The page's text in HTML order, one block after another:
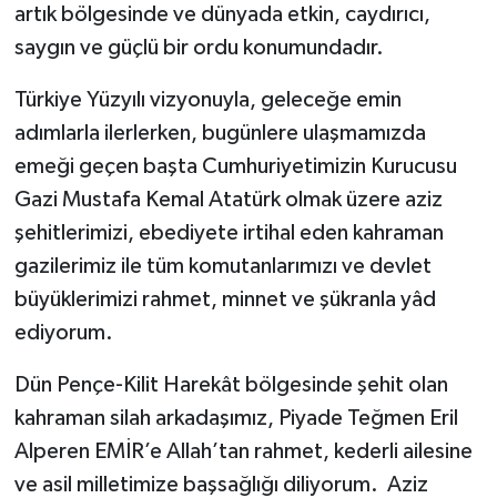
artık bölgesinde ve dünyada etkin, caydırıcı,
saygın ve güçlü bir ordu konumundadır.
Türkiye Yüzyılı vizyonuyla, geleceğe emin
adımlarla ilerlerken, bugünlere ulaşmamızda
emeği geçen başta Cumhuriyetimizin Kurucusu
Gazi Mustafa Kemal Atatürk olmak üzere aziz
şehitlerimizi, ebediyete irtihal eden kahraman
gazilerimiz ile tüm komutanlarımızı ve devlet
büyüklerimizi rahmet, minnet ve şükranla yâd
ediyorum.
Dün Pençe-Kilit Harekât bölgesinde şehit olan
kahraman silah arkadaşımız, Piyade Teğmen Eril
Alperen EMİR’e Allah’tan rahmet, kederli ailesine
ve asil milletimize başsağlığı diliyorum. Aziz